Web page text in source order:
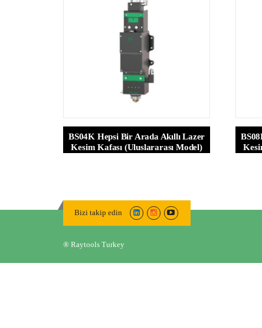
BS04K Hepsi Bir Arada Akıllı Lazer
Kesim Kafası (Uluslararası Model)
Bizi takip edin
® Raytools Turkey